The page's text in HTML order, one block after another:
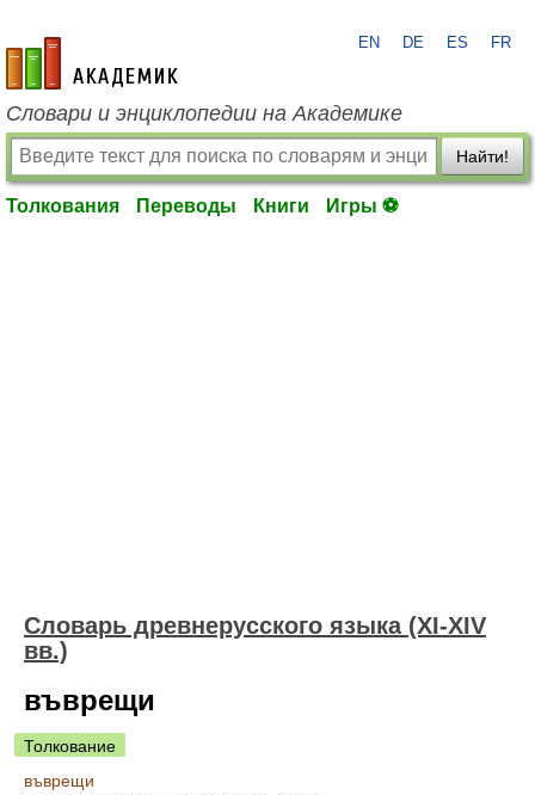
academic.ru
EN DE ES FR
Словари и энциклопедии на Академике
Найти!
Толкования Переводы Книги Игры ⚽
Словарь древнерусского языка (XI-XIV
вв.)
въврещи
Толкование
въврещи